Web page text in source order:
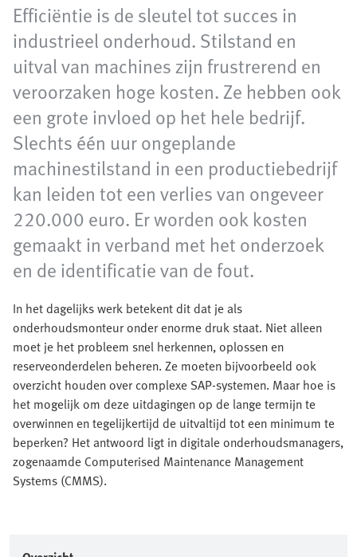
Efficiëntie is de sleutel tot succes in
industrieel onderhoud. Stilstand en
uitval van machines zijn frustrerend en
veroorzaken hoge kosten. Ze hebben ook
een grote invloed op het hele bedrijf.
Slechts één uur ongeplande
machinestilstand in een productiebedrijf
kan leiden tot een verlies van ongeveer
220.000 euro. Er worden ook kosten
gemaakt in verband met het onderzoek
en de identificatie van de fout.
In het dagelijks werk betekent dit dat je als
onderhoudsmonteur onder enorme druk staat. Niet alleen
moet je het probleem snel herkennen, oplossen en
reserveonderdelen beheren. Ze moeten bijvoorbeeld ook
overzicht houden over complexe SAP-systemen. Maar hoe is
het mogelijk om deze uitdagingen op de lange termijn te
overwinnen en tegelijkertijd de uitvaltijd tot een minimum te
beperken? Het antwoord ligt in digitale onderhoudsmanagers,
zogenaamde Computerised Maintenance Management
Systems (CMMS).